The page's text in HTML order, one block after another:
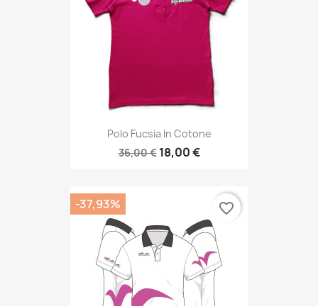
Polo Fucsia In Cotone
36,00 € 18,00 €
-37,93% favorite_border